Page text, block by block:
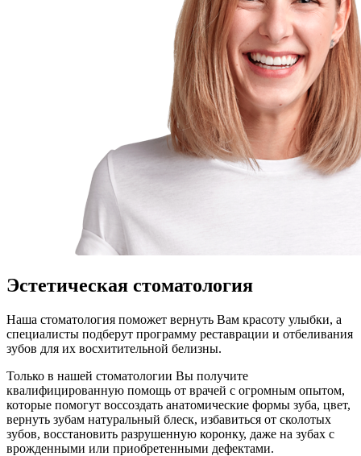
Эстетическая стоматология
Наша стоматология поможет вернуть Вам красоту улыбки, а
специалисты подберут программу реставрации и отбеливания
зубов для их восхитительной белизны.
Только в нашей стоматологии Вы получите
квалифицированную помощь от врачей с огромным опытом,
которые помогут воссоздать анатомические формы зуба, цвет,
вернуть зубам натуральный блеск, избавиться от сколотых
зубов, восстановить разрушенную коронку, даже на зубах с
врожденными или приобретенными дефектами.